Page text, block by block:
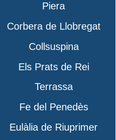
Piera
Corbera de Llobregat
Collsuspina
Els Prats de Rei
Terrassa
Fe del Penedès
Eulàlia de Riuprimer